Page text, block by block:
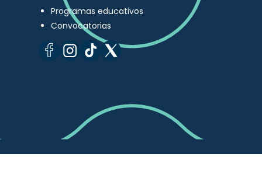
Programas educativos
Convocatorias